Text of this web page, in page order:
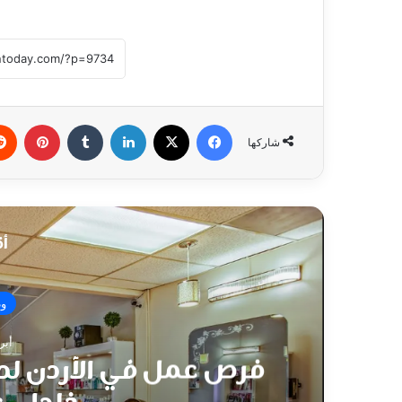
شاركها
فيسبوك لينكدإن
فرص عمل في الأردن